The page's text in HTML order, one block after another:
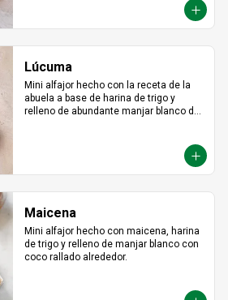
Lúcuma
Mini alfajor hecho con la receta de la
abuela a base de harina de trigo y
relleno de abundante manjar blanco de
Maicena
Mini alfajor hecho con maicena, harina
de trigo y relleno de manjar blanco con
coco rallado alrededor.